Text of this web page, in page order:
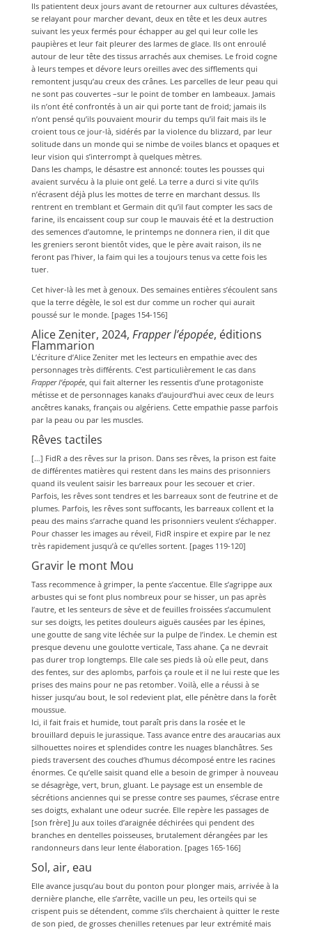
Ils patientent deux jours avant de retourner aux cultures dévastées,
se relayant pour marcher devant, deux en tête et les deux autres
suivant les yeux fermés pour échapper au gel qui leur colle les
paupières et leur fait pleurer des larmes de glace. Ils ont enroulé
autour de leur tête des tissus arrachés aux chemises. Le froid cogne
à leurs tempes et dévore leurs oreilles avec des sifflements qui
remontent jusqu’au creux des crânes. Les parcelles de leur peau qui
ne sont pas couvertes –sur le point de tomber en lambeaux. Jamais
ils n’ont été confrontés à un air qui porte tant de froid; jamais ils
n’ont pensé qu’ils pouvaient mourir du temps qu’il fait mais ils le
croient tous ce jour-là, sidérés par la violence du blizzard, par leur
solitude dans un monde qui se nimbe de voiles blancs et opaques et
leur vision qui s’interrompt à quelques mètres.
Dans les champs, le désastre est annoncé: toutes les pousses qui
avaient survécu à la pluie ont gelé. La terre a durci si vite qu’ils
n’écrasent déjà plus les mottes de terre en marchant dessus. Ils
rentrent en tremblant et Germain dit qu’il faut compter les sacs de
farine, ils encaissent coup sur coup le mauvais été et la destruction
des semences d’automne, le printemps ne donnera rien, il dit que
les greniers seront bientôt vides, que le père avait raison, ils ne
feront pas l’hiver, la faim qui les a toujours tenus va cette fois les
tuer.
Cet hiver-là les met à genoux. Des semaines entières s’écoulent sans
que la terre dégèle, le sol est dur comme un rocher qui aurait
poussé sur le monde. [pages 154-156]
Alice Zeniter, 2024, Frapper l’épopée, éditions
Flammarion
L’écriture d’Alice Zeniter met les lecteurs en empathie avec des
personnages très différents. C’est particulièrement le cas dans
Frapper l’épopée, qui fait alterner les ressentis d’une protagoniste
métisse et de personnages kanaks d’aujourd’hui avec ceux de leurs
ancêtres kanaks, français ou algériens. Cette empathie passe parfois
par la peau ou par les muscles.
Rêves tactiles
[…] FidR a des rêves sur la prison. Dans ses rêves, la prison est faite
de différentes matières qui restent dans les mains des prisonniers
quand ils veulent saisir les barreaux pour les secouer et crier.
Parfois, les rêves sont tendres et les barreaux sont de feutrine et de
plumes. Parfois, les rêves sont suffocants, les barreaux collent et la
peau des mains s’arrache quand les prisonniers veulent s’échapper.
Pour chasser les images au réveil, FidR inspire et expire par le nez
très rapidement jusqu’à ce qu’elles sortent. [pages 119-120]
Gravir le mont Mou
Tass recommence à grimper, la pente s’accentue. Elle s’agrippe aux
arbustes qui se font plus nombreux pour se hisser, un pas après
l’autre, et les senteurs de sève et de feuilles froissées s’accumulent
sur ses doigts, les petites douleurs aiguës causées par les épines,
une goutte de sang vite léchée sur la pulpe de l’index. Le chemin est
presque devenu une goulotte verticale, Tass ahane. Ça ne devrait
pas durer trop longtemps. Elle cale ses pieds là où elle peut, dans
des fentes, sur des aplombs, parfois ça roule et il ne lui reste que les
prises des mains pour ne pas retomber. Voilà, elle a réussi à se
hisser jusqu’au bout, le sol redevient plat, elle pénètre dans la forêt
moussue.
Ici, il fait frais et humide, tout paraît pris dans la rosée et le
brouillard depuis le jurassique. Tass avance entre des araucarias aux
silhouettes noires et splendides contre les nuages blanchâtres. Ses
pieds traversent des couches d’humus décomposé entre les racines
énormes. Ce qu’elle saisit quand elle a besoin de grimper à nouveau
se désagrège, vert, brun, gluant. Le paysage est un ensemble de
sécrétions anciennes qui se presse contre ses paumes, s’écrase entre
ses doigts, exhalant une odeur sucrée. Elle repère les passages de
[son frère] Ju aux toiles d’araignée déchirées qui pendent des
branches en dentelles poisseuses, brutalement dérangées par les
randonneurs dans leur lente élaboration. [pages 165-166]
Sol, air, eau
Elle avance jusqu’au bout du ponton pour plonger mais, arrivée à la
dernière planche, elle s’arrête, vacille un peu, les orteils qui se
crispent puis se détendent, comme s’ils cherchaient à quitter le reste
de son pied, de grosses chenilles retenues par leur extrémité mais